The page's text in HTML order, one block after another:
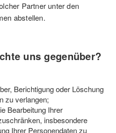
Partner unter den
abstellen.
uns gegenüber?
Berichtigung oder Löschung
zu verlangen;
Bearbeitung Ihrer
insbesondere
Ihrer Personendaten zu